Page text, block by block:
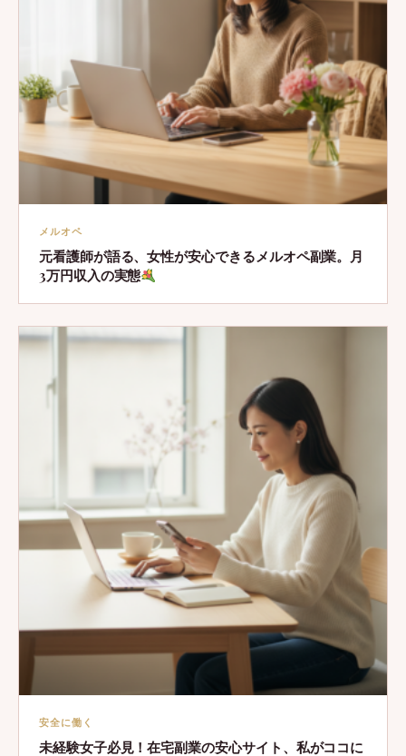
メルオペ
元看護師が語る、女性が安心できるメルオペ副業。月
3万円収入の実態
安全に働く
未経験女子必見！在宅副業の安心サイト、私がココに